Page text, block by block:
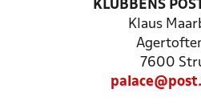
KLUBBENS
Klaus
7600